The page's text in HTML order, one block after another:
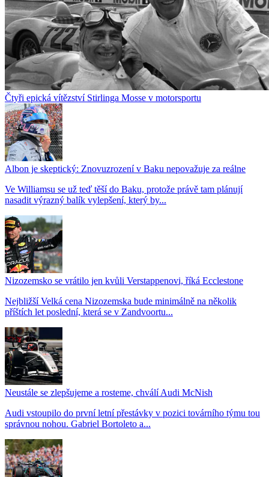
Čtyři epická vítězství Stirlinga Mosse v motorsportu
Albon je skeptický: Znovuzrození v Baku nepovažuje za reálne
Ve Williamsu se už teď těší do Baku, protože právě tam plánují
nasadit výrazný balík vylepšení, který by...
Nizozemsko se vrátilo jen kvůli Verstappenovi, říká Ecclestone
Nejbližší Velká cena Nizozemska bude minimálně na několik
příštích let poslední, která se v Zandvoortu...
Neustále se zlepšujeme a rosteme, chválí Audi McNish
Audi vstoupilo do první letní přestávky v pozici továrního týmu tou
správnou nohou. Gabriel Bortoleto a...